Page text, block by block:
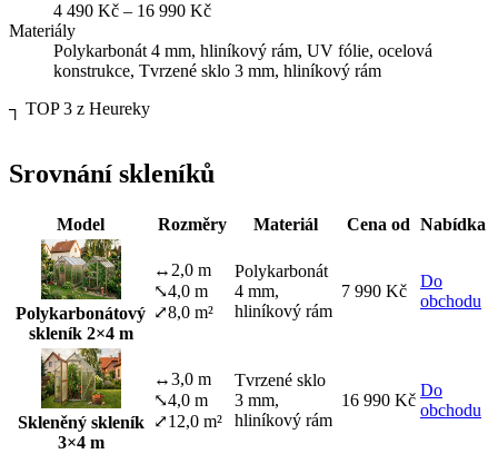
4 490 Kč – 16 990 Kč
Materiály
Polykarbonát 4 mm, hliníkový rám, UV fólie, ocelová
konstrukce, Tvrzené sklo 3 mm, hliníkový rám
┐ TOP 3 z Heureky
Srovnání skleníků
Model Rozměry Materiál Cena od Nabídka
Polykarbonátový
skleník 2×4 m
↔ 2,0 m
⤡4,0 m
⤢8,0 m²
Polykarbonát
4 mm,
hliníkový rám
7 990 Kč
Do
obchodu
Skleněný skleník
3×4 m
↔3,0 m
⤡4,0 m
⤢12,0 m²
Tvrzené sklo
3 mm,
hliníkový rám
16 990 Kč
Do
obchodu